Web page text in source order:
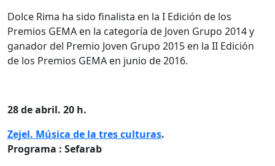
Dolce Rima ha sido finalista en la I Edición de los
Premios GEMA en la categoría de Joven Grupo 2014 y
ganador del Premio Joven Grupo 2015 en la II Edición
de los Premios GEMA en junio de 2016.
28 de abril. 20 h.
Zejel. Música de la tres culturas.
Programa : Sefarab